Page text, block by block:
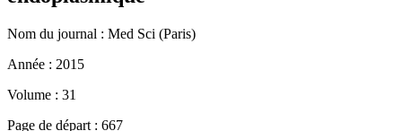
Nom du journal : Med Sci (Paris)
Année : 2015
Volume : 31
Page de départ : 667